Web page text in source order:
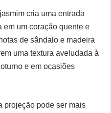
cria uma entrada
em um coração quente e
de sândalo e madeira
uma textura aveludada à
e em ocasiões
projeção pode ser mais